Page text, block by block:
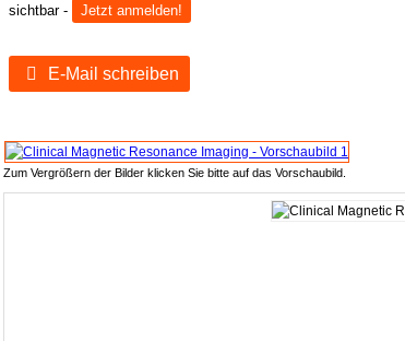
sichtbar -
Jetzt anmelden!
E-Mail schreiben
Zum Vergrößern der Bilder klicken Sie bitte auf das Vorschaubild.